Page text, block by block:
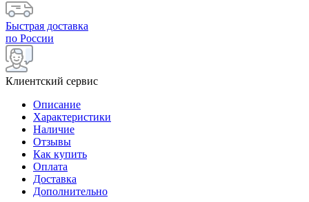
Быстрая доставка
по России
Клиентский сервис
Описание
Характеристики
Наличие
Отзывы
Как купить
Оплата
Доставка
Дополнительно